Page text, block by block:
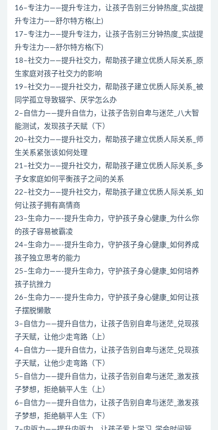
16–专注力——提升专注力，让孩子告别三分钟热度_实战提
升专注力——舒尔特方格(上)
17–专注力——提升专注力，让孩子告别三分钟热度_实战提
升专注力——舒尔特方格(下)
18–社交力——提升社交力，帮助孩子建立优质人际关系_原
生家庭对孩子社交力的影响
19–社交力——提升社交力，帮助孩子建立优质人际关系_被
同学孤立导致辍学、厌学怎么办
2–自信力——提升自信力，让孩子告别自卑与迷茫_八大智
能测试，发现孩子天赋（下）
20–社交力——提升社交力，帮助孩子建立优质人际关系_师
生关系紧张该如何处理
21–社交力——提升社交力，帮助孩子建立优质人际关系_多
子女家庭如何平衡孩子之间的关系
22–社交力——提升社交力，帮助孩子建立优质人际关系_如
何让孩子拥有高情商
23–生命力——-提升生命力，守护孩子身心健康_为什么你
的孩子容易被霸凌
24–生命力——-提升生命力，守护孩子身心健康_如何养成
孩子独立思考的能力
25–生命力——-提升生命力，守护孩子身心健康_如何培养
孩子抗挫力
26–生命力——-提升生命力，守护孩子身心健康_如何让孩
子摆脱懒散
3–自信力——提升自信力，让孩子告别自卑与迷茫_兑现孩
子天赋，让他少走弯路（上）
4–自信力——提升自信力，让孩子告别自卑与迷茫_兑现孩
子天赋，让他少走弯路（下）
5–自信力——提升自信力，让孩子告别自卑与迷茫_激发孩
子梦想，拒绝躺平人生（上）
6–自信力——提升自信力，让孩子告别自卑与迷茫_激发孩
子梦想，拒绝躺平人生（下）